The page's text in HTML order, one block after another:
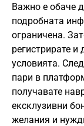
Важно е обаче
подробната
ограничена.
регистрирате и
условията.
пари в
получавате
ексклузивни
желания и